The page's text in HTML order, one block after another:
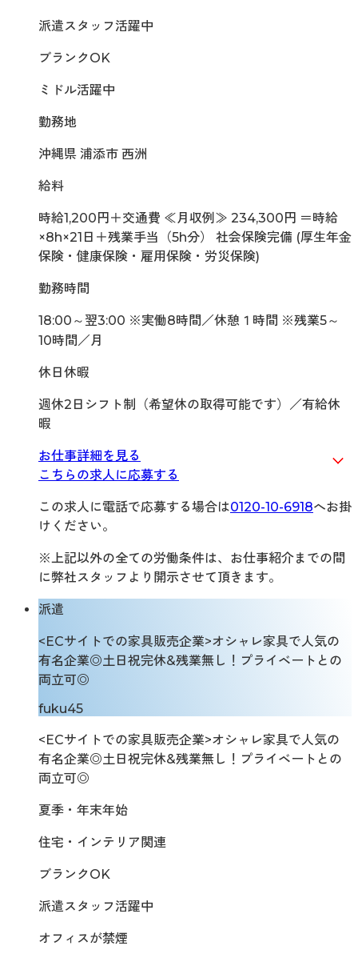
派遣スタッフ活躍中
ブランクOK
ミドル活躍中
勤務地
沖縄県 浦添市 西洲
給料
時給1,200円＋交通費 ≪月収例≫ 234,300円 ＝時給
×8h×21日＋残業手当（5h分） 社会保険完備 (厚生年金
保険・健康保険・雇用保険・労災保険)
勤務時間
18:00～翌3:00 ※実働8時間／休憩１時間 ※残業5～
10時間／月
休日休暇
週休2日シフト制（希望休の取得可能です）／有給休
暇
お仕事詳細を見る
こちらの求人に応募する
この求人に電話で応募する場合は0120-10-6918へお掛
けください。
※上記以外の全ての労働条件は、お仕事紹介までの間
に弊社スタッフより開示させて頂きます。
派遣
<ECサイトでの家具販売企業>オシャレ家具で人気の
有名企業◎土日祝完休&残業無し！プライベートとの
両立可◎
fuku45
<ECサイトでの家具販売企業>オシャレ家具で人気の
有名企業◎土日祝完休&残業無し！プライベートとの
両立可◎
夏季・年末年始
住宅・インテリア関連
ブランクOK
派遣スタッフ活躍中
オフィスが禁煙